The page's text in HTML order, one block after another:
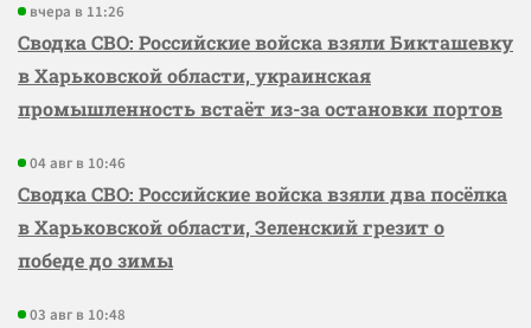
вчера в 11:26
Сводка СВО: Российские войска взяли Бикташевку
в Харьковской области, украинская
промышленность встаёт из-за остановки портов
04 авг в 10:46
Сводка СВО: Российские войска взяли два посёлка
в Харьковской области, Зеленский грезит о
победе до зимы
03 авг в 10:48